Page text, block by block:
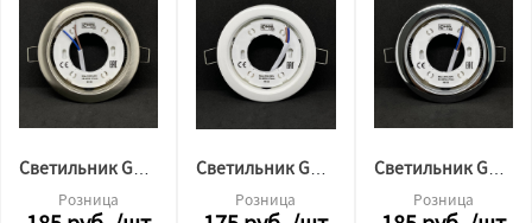
Светильник GX53 сатин хром Сфера LED
Розница
Светильник GX53 белый Сфера LED
Розница
Светильник GX53 хром Сфера LED
Розница